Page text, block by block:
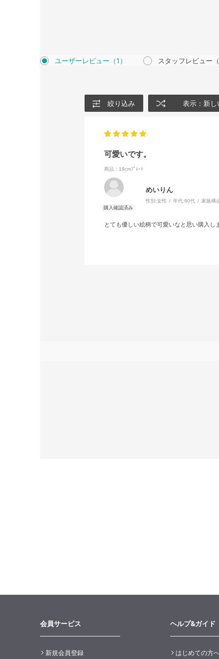
ユーザーレビュー （1） スタッフレビュー
絞り込み 表示：新し
可愛いです。
商品：19cmﾌﾟﾚｰﾄ
めいりん
性別:女性 年代:60代 家族構
とても優しい絵柄で可愛いなと思い購入
会員サービス
新規会員登録
ヘルプ&ガイド
はじめての方